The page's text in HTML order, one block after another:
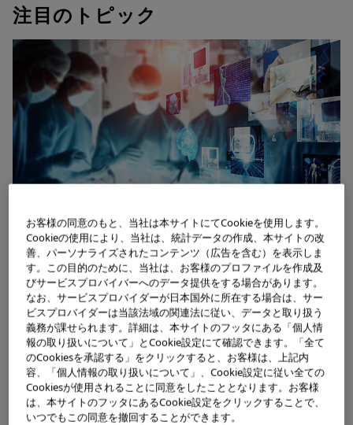
注目のトピック
ニュース
最新の医療製品、企業情報、投資家向け情報、そし
てサステナビリティに関するニュースをご覧くださ
い。
お客様の同意のもと、当社は本サイトにてCookieを使用します。
Cookieの使用により、当社は、統計データの作成、本サイトの改
善、パーソナライズされたコンテンツ（広告を含む）を表示しま
す。この目的のために、当社は、お客様のプロファイルを作成及
びサービスプロバイバーへのデータ提供をする場合があります。
なお、サービスプロバイダーが日本国外に所在する場合は、サー
ビスプロバイダーは当該法域の関連法に従い、データと取り扱う
義務が課せられます。詳細は、本サイトのフッタにある「個人情
報の取り扱いについて」とCookie設定にて確認できます。「全て
のCookiesを承認する」をクリックすると、お客様は、上記内
容、「個人情報の取り扱いについて」、Cookie設定に従い全ての
Cookiesが使用されることに同意をしたこととなります。お客様
は、本サイトのフッタにあるCookie設定をクリックすることで、
いつでもこの同意を撤回することができます。